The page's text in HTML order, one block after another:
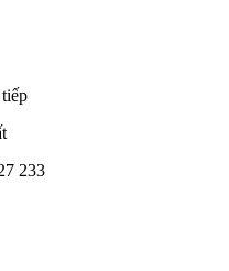
233